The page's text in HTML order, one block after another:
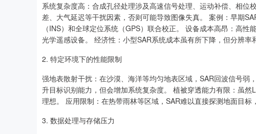
系统复杂度高：合成孔径处理涉及高速信号处理、运动补偿、相
差、大气延迟等干扰因素，否则可能导致图像失真。 案例：早期
（INS）和全球定位系统（GPS）联合校正。 设备成本高昂：高
光学遥感设备。 经济性：小型SAR系统成本虽有所下降，但分辨率
2. 特定环境下的性能限制
强地表散射干扰：在沙漠、海洋等均匀地表区域，SAR回波信号
升目标识别能力，但会增加系统复杂度。 植被穿透能力有限：虽
理想。 应用限制：在热带雨林等区域，SAR难以直接探测地面目标
3. 数据处理与存储压力